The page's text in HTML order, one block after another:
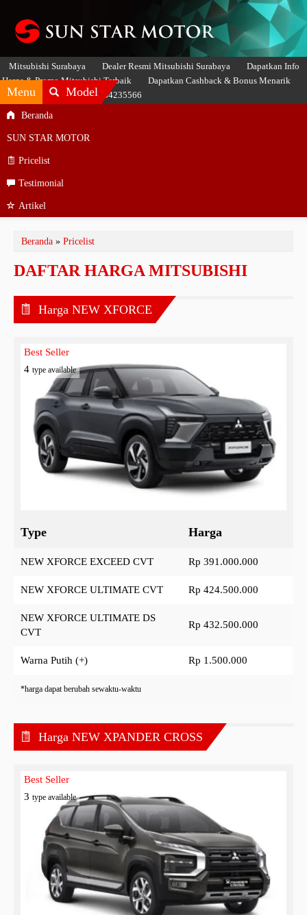
Mitsubishi Surabaya Dealer Resmi Mitsubishi Surabaya
Dapatkan Info
Harga & Promo Mitsubishi Terbaik
Dapatkan Cashback & Bonus Menarik
Hubungi SASMITO 081234235566
Menu Model
Beranda
SUN STAR MOTOR
Pricelist
Testimonial
Artikel
Beranda » Pricelist
DAFTAR HARGA MITSUBISHI
Harga NEW XFORCE
Best Seller
4 type available
Type Harga
NEW XFORCE EXCEED CVT Rp 391.000.000
NEW XFORCE ULTIMATE CVT Rp 424.500.000
NEW XFORCE ULTIMATE DS
CVT
Rp 432.500.000
Warna Putih (+) Rp 1.500.000
*harga dapat berubah sewaktu-waktu
Harga NEW XPANDER CROSS
Best Seller
3 type available